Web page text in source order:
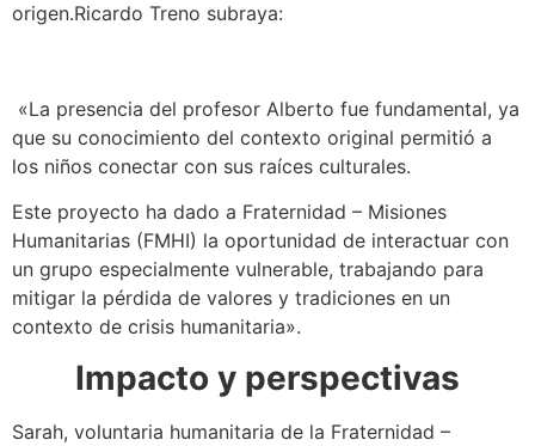
origen.Ricardo Treno subraya:
«La presencia del profesor Alberto fue fundamental, ya
que su conocimiento del contexto original permitió a
los niños conectar con sus raíces culturales.
Este proyecto ha dado a Fraternidad – Misiones
Humanitarias (FMHI) la oportunidad de interactuar con
un grupo especialmente vulnerable, trabajando para
mitigar la pérdida de valores y tradiciones en un
contexto de crisis humanitaria».
Impacto y perspectivas
Sarah, voluntaria humanitaria de la Fraternidad –